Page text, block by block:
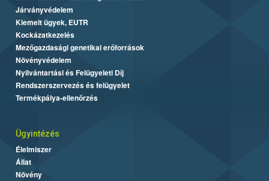
Járványvédelem
Kiemelt ügyek, EUTR
Kockázatkezelés
Mezőgazdasági genetikai erőforrások
Növényvédelem
Nyilvántartási és Felügyeleti Díj
Rendszerszervezés és felügyelet
Termékpálya-ellenőrzés
Ügyintézés
Élelmiszer
Állat
Növény